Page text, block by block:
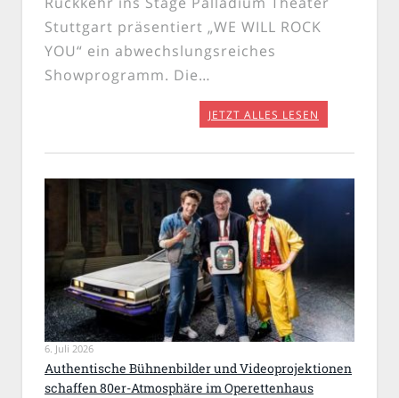
Stuttgart präsentiert „WE WILL ROCK
YOU“ ein abwechslungsreiches
Showprogramm. Die…
JETZT ALLES LESEN
6. Juli 2026
Authentische Bühnenbilder und Videoprojektionen
schaffen 80er-Atmosphäre im Operettenhaus